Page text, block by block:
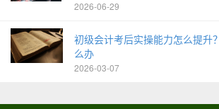
2026-06-29
初级会计考后实操能力怎么提升
么办
2026-03-07